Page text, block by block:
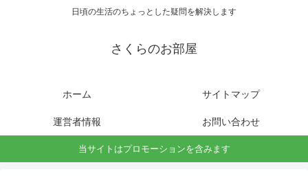
日頃の生活のちょっとした疑問を解決します
さくらのお部屋
ホーム サイトマップ
運営者情報 お問い合わせ
当サイトはプロモーションを含みます